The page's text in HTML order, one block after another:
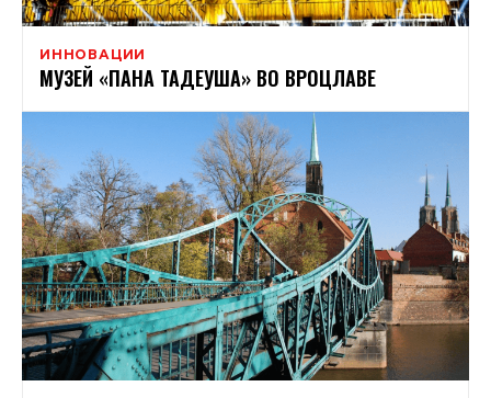
ИННОВАЦИИ
МУЗЕЙ «ПАНА ТАДЕУША» ВО ВРОЦЛАВЕ